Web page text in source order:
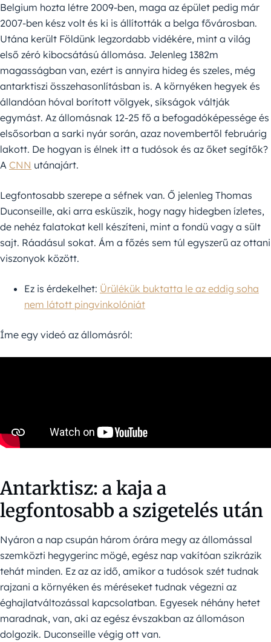
Belgium hozta létre 2009-ben, maga az épület pedig már
2007-ben kész volt és ki is állították a belga fővárosban.
Utána került Földünk legzordabb vidékére, mint a világ
első zéró kibocsátású állomása. Jelenleg 1382m
magasságban van, ezért is annyira hideg és szeles, még
antarktiszi összehasonlításban is. A környéken hegyek és
állandóan hóval borított völgyek, síkságok váltják
egymást. Az állomásnak 12-25 fő a befogadóképessége és
elsősorban a sarki nyár során, azaz novembertől februárig
lakott. De hogyan is élnek itt a tudósok és az őket segítők?
A CNN utánajárt.
Legfontosabb szerepe a séfnek van. Ő jelenleg Thomas
Duconseille, aki arra esküszik, hogy nagy hidegben ízletes,
de nehéz falatokat kell készíteni, mint a fondü vagy a sült
sajt. Ráadásul sokat. Ám a főzés sem túl egyszerű az ottani
viszonyok között.
Ez is érdekelhet: Ürülékük buktatta le az eddig soha
nem látott pingvinkolóniát
Íme egy videó az állomásról:
Antarktisz: a kaja a
legfontosabb a szigetelés után
Nyáron a nap csupán három órára megy az állomással
szemközti hegygerinc mögé, egész nap vakítóan szikrázik
tehát minden. Ez az az idő, amikor a tudósok szét tudnak
rajzani a környéken és méréseket tudnak végezni az
éghajlatváltozással kapcsolatban. Egyesek néhány hetet
maradnak, van, aki az egész évszakban az állomáson
dolgozik. Duconseille végig ott van.